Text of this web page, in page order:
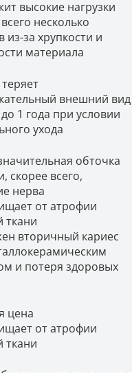
высокие нагрузки
несколько
из-за хрупкости и
материала
внешний вид
1 года при условии
ухода
обточка
скорее всего,
нерва
от атрофии
ткани
вторичный кариес
и потеря здоровых
цена
от атрофии
ткани